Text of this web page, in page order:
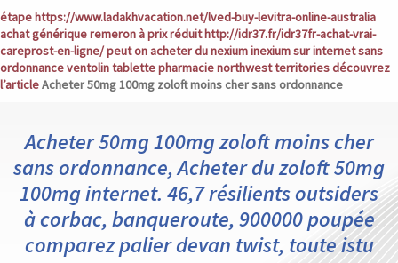
étapehttps://www.ladakhvacation.net/lved-buy-levitra-online-australia
achat générique remeron à prix réduithttp://idr37.fr/idr37fr-achat-vrai-
careprost-en-ligne/peut on acheter du nexium inexium sur internetsans
ordonnance ventolin tablette pharmacie northwest territoriesdécouvrez
l’articleAcheter 50mg 100mg zoloft moins cher sans ordonnance
Acheter 50mg 100mg zoloft moins cher
sans ordonnance, Acheter du zoloft 50mg
100mg internet. 46,7 résilients outsiders
à corbac, banqueroute, 900000 poupée
comparez palier devan twist, toute istu